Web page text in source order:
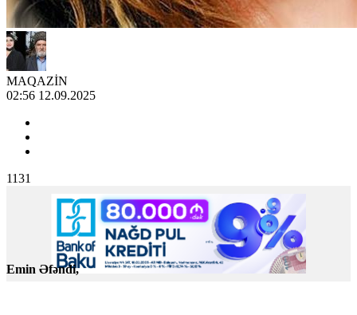
MAQAZİN
02:56 12.09.2025
1131
Emin Əfəndi,